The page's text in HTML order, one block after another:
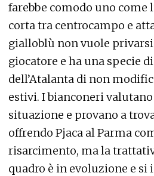
farebbe comodo uno come
corta tra centrocampo e
gialloblù non vuole
giocatore e ha una specie
dell’Atalanta di non
estivi. I bianconeri
situazione e provano a
offrendo Pjaca al Parma
risarcimento, ma la
quadro è in evoluzione e si